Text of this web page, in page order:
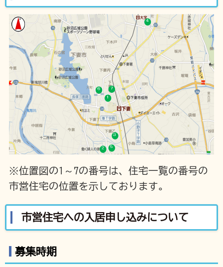
※位置図の1～7の番号は、住宅一覧の番号の
市営住宅の位置を示しております。
市営住宅への入居申し込みについて
募集時期